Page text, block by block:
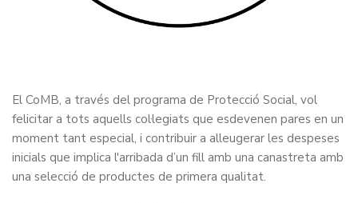
El CoMB, a través del programa de Protecció Social, vol
felicitar a tots aquells col·legiats que esdevenen pares en un
moment tant especial, i contribuir a alleugerar les despeses
inicials que implica l'arribada d’un fill amb una canastreta amb
una selecció de productes de primera qualitat.